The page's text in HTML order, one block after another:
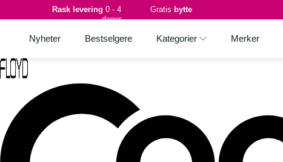
Rask levering 0 - 4
dager
Gratis bytte
Nyheter Bestselgere Kategorier Merker